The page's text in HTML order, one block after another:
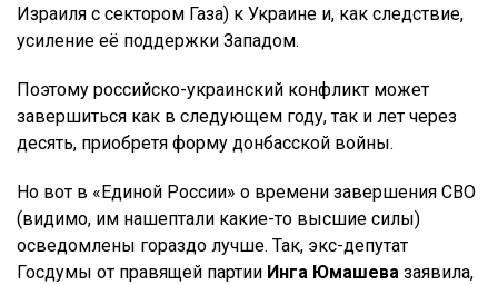
Израиля с сектором Газа) к Украине и, как следствие,
усиление её поддержки Западом.
Поэтому российско-украинский конфликт может
завершиться как в следующем году, так и лет через
десять, приобретя форму донбасской войны.
Но вот в «Единой России» о времени завершения СВО
(видимо, им нашептали какие-то высшие силы)
осведомлены гораздо лучше. Так, экс-депутат
Госдумы от правящей партии Инга Юмашева заявила,